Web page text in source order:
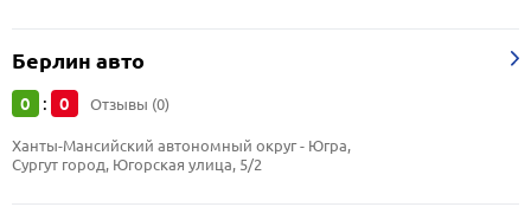
Берлин авто
0 : 0 Отзывы (0)
Ханты-Мансийский автономный округ - Югра,
Сургут город, Югорская улица, 5/2